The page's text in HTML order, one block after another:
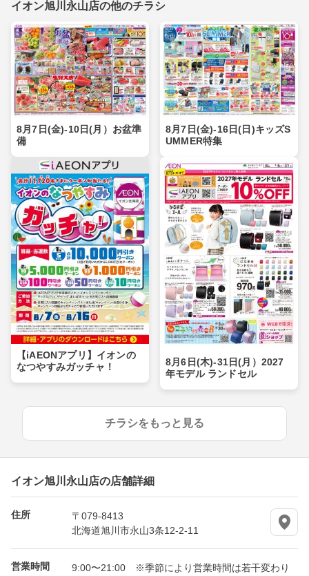
イオン旭川永山店の他のチラシ
8月7日(金)-10日(月）お盆準
備
8月7日(金)-16日(日)キッズS
UMMER特集
【iAEONアプリ】イオンの
なつやすみガッチャ！
8月6日(木)-31日(月）2027
年モデル ランドセル
チラシをもっと見る
イオン旭川永山店の店舗詳細
住所
〒079-8413
北海道旭川市永山3条12-2-11
営業時間
9:00〜21:00 ※季節により営業時間は若干変わり